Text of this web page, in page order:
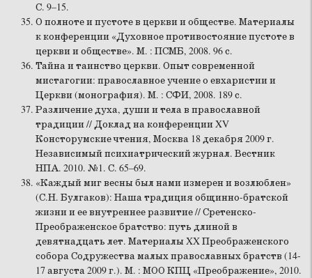
С. 9–15.
О полноте и пустоте в церкви и обществе. Материалы
к конференции «Духовное противостояние пустоте в
церкви и обществе». М. : ПСМБ, 2008. 96 с.
Тайна и таинство церкви. Опыт современной
мистагогии: православное учение о евхаристии и
Церкви (монография). М. : СФИ, 2008. 189 с.
Различение духа, души и тела в православной
традиции // Доклад на конференции XV
Консторумские чтения, Москва 18 декабря 2009 г.
Независимый психиатрический журнал. Вестник
НПА. 2010. №1. С. 65–69.
«Каждый миг весны был нами измерен и возлюблен»
(С.Н. Булгаков): Наша традиция общинно-братской
жизни и ее внутреннее развитие // Сретенско-
Преображенское братство: путь длиной в
девятнадцать лет. Материалы XX Преображенского
собора Содружества малых православных братств (14-
17 августа 2009 г.). М. : МОО КПЦ «Преображение», 2010.